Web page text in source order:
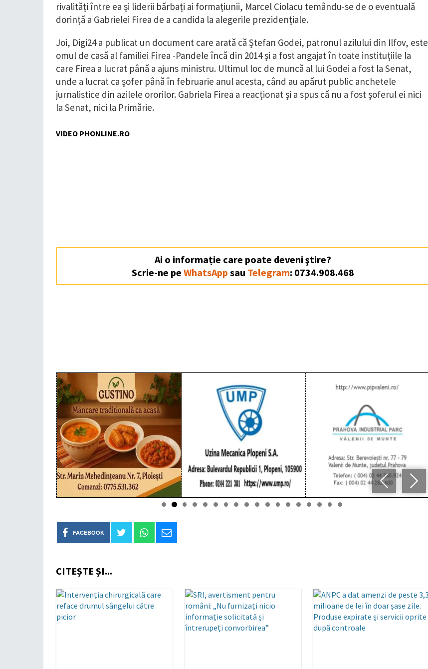
rivalități între ea și liderii bărbați ai formațiunii, Marcel Ciolacu temându-se de o eventuală
dorință a Gabrielei Firea de a candida la alegerile prezidențiale.
Joi, Digi24 a publicat un document care arată că Ștefan Godei, patronul azilului din Ilfov, este
omul de casă al familiei Firea -Pandele încă din 2014 și a fost angajat în toate instituțiile la
care Firea a lucrat până a ajuns ministru. Ultimul loc de muncă al lui Godei a fost la Senat,
unde a lucrat ca șofer până în februarie anul acesta, când au apărut public anchetele
jurnalistice din azilele ororilor. Gabriela Firea a reacționat și a spus că nu a fost șoferul ei nici
la Senat, nici la Primărie.
VIDEO PHONLINE.RO
Ai o informație care poate deveni ştire?
Scrie-ne peWhatsApp sau Telegram: 0734.908.468
FACEBOOK
CITEȘTE ȘI...